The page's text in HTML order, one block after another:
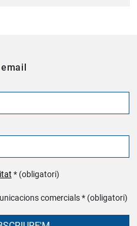
* (obligatori)
comercials * (obligatori)